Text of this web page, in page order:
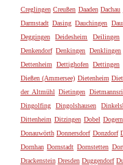
Creglingen Creußen Daaden Dachau
Darmstadt Dasing Dauchingen
Deggingen
Deidesheim Deilingen
Denkendorf Denkingen Denklingen
Dettenheim
Dettighofen Dettingen
Dießen (Ammersee) Dietenheim
der Altmühl Dietingen
Dingolfing
Dingolshausen
Dittenheim Ditzingen Dobel Dogern
Donauwörth Donnersdorf Donzdorf
Dornhan Dornstadt Dornstetten
Drackenstein Dresden Duggendorf